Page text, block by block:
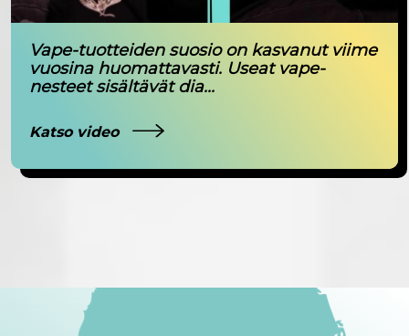
Vape-tuotteiden suosio on kasvanut viime
vuosina huomattavasti. Useat vape-
nesteet sisältävät dia...
Katso video